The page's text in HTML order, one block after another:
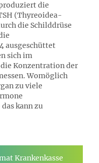
die
(Thyreoidea-
die Schilddrüse
ausgeschüttet
sich im
Konzentration der
Womöglich
zu viele
kann zu
Krankenkasse